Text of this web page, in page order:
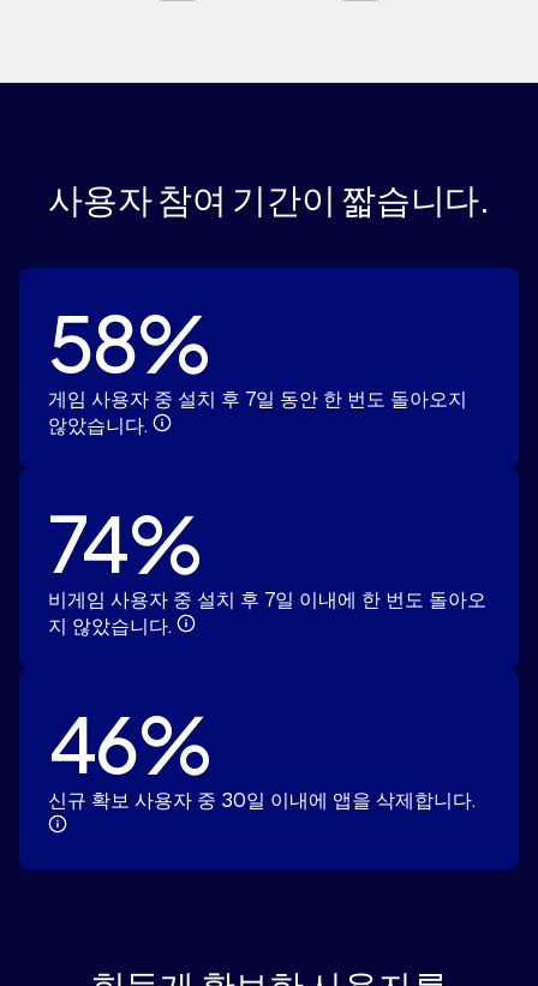
사용자 참여 기간이 짧습니다.
58%
게임 사용자 중 설치 후 7일 동안 한 번도 돌아오지
않았습니다.
74%
비게임 사용자 중 설치 후 7일 이내에 한 번도 돌아오
지 않았습니다.
46%
신규 확보 사용자 중 30일 이내에 앱을 삭제합니다.